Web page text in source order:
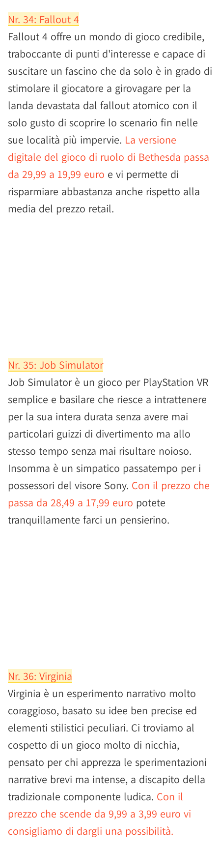
Nr. 34: Fallout 4
Fallout 4 offre un mondo di gioco credibile,
traboccante di punti d'interesse e capace di
suscitare un fascino che da solo è in grado di
stimolare il giocatore a girovagare per la
landa devastata dal fallout atomico con il
solo gusto di scoprire lo scenario fin nelle
sue località più impervie. La versione
digitale del gioco di ruolo di Bethesda passa
da 29,99 a 19,99 euro e vi permette di
risparmiare abbastanza anche rispetto alla
media del prezzo retail.
Nr. 35: Job Simulator
Job Simulator è un gioco per PlayStation VR
semplice e basilare che riesce a intrattenere
per la sua intera durata senza avere mai
particolari guizzi di divertimento ma allo
stesso tempo senza mai risultare noioso.
Insomma è un simpatico passatempo per i
possessori del visore Sony. Con il prezzo che
passa da 28,49 a 17,99 euro potete
tranquillamente farci un pensierino.
Nr. 36: Virginia
Virginia è un esperimento narrativo molto
coraggioso, basato su idee ben precise ed
elementi stilistici peculiari. Ci troviamo al
cospetto di un gioco molto di nicchia,
pensato per chi apprezza le sperimentazioni
narrative brevi ma intense, a discapito della
tradizionale componente ludica. Con il
prezzo che scende da 9,99 a 3,99 euro vi
consigliamo di dargli una possibilità.